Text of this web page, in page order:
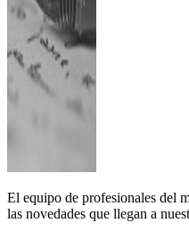
El equipo de profesionales del
las novedades que llegan a